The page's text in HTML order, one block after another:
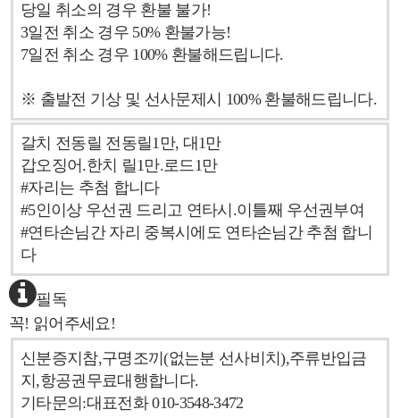
당일 취소의 경우 환불 불가!
3일전 취소 경우 50% 환불가능!
7일전 취소 경우 100% 환불해드립니다.
※ 출발전 기상 및 선사문제시 100% 환불해드립니다.
갈치 전동릴 전동릴1만, 대1만
갑오징어.한치 릴1만.로드1만
#자리는 추첨 합니다
#5인이상 우선권 드리고 연타시.이틀째 우선권부여
#연타손님간 자리 중복시에도 연타손님간 추첨 합니
다
필독
꼭! 읽어주세요!
신분증지참,구명조끼(없는분 선사비치),주류반입금
지,항공권무료대행합니다.
기타문의:대표전화 010-3548-3472